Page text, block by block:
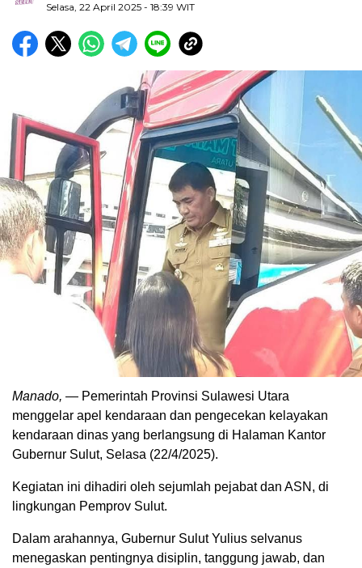
Selasa, 22 April 2025 - 18:39 WIT
Manado, — Pemerintah Provinsi Sulawesi Utara
menggelar apel kendaraan dan pengecekan kelayakan
kendaraan dinas yang berlangsung di Halaman Kantor
Gubernur Sulut, Selasa (22/4/2025).
Kegiatan ini dihadiri oleh sejumlah pejabat dan ASN, di
lingkungan Pemprov Sulut.
Dalam arahannya, Gubernur Sulut Yulius selvanus
menegaskan pentingnya disiplin, tanggung jawab, dan